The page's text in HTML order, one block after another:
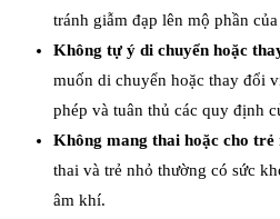
tránh giẫm đạp lên mộ phần
Không tự ý di chuyển hoặc
muốn di chuyển hoặc thay đổi
phép và tuân thủ các quy định
Không mang thai hoặc cho trẻ
thai và trẻ nhỏ thường có sức
âm khí.